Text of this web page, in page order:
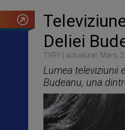
Deliei
TVR1 | actualizat: Marţi,
Lumea televiziunii
Budeanu, una